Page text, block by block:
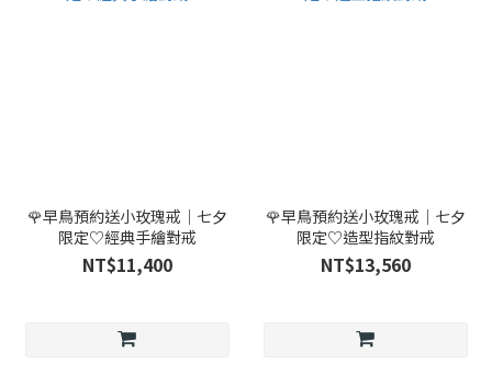
🌹早鳥預約送小玫瑰戒｜七夕
限定♡經典手繪對戒
NT$11,400
🌹早鳥預約送小玫瑰戒｜七夕
限定♡造型指紋對戒
NT$13,560